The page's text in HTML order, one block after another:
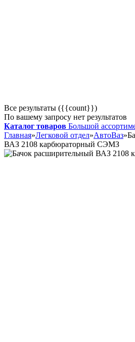
Все результаты ({{count}})
По вашему запросу нет результатов
Каталог товаров Большой
Главная»Легковой отдел»АвтоВаз»
ВАЗ 2108 карбюраторный СЭМЗ